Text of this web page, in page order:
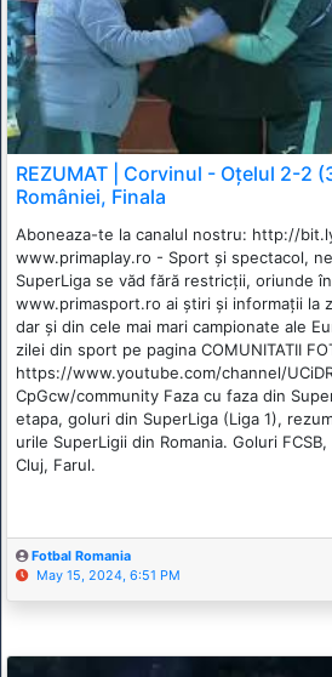
REZUMAT | Corvinul - Oțelul 2-2
României, Finala
Aboneaza-te la canalul nostru: http://
www.primaplay.ro - Sport și spectacol,
SuperLiga se văd fără restricții, oriunde
www.primasport.ro ai știri și informații la
dar și din cele mai mari campionate ale
zilei din sport pe pagina COMUNITATII
https://www.youtube.com/channel/
CpGcw/community Faza cu faza din
etapa, goluri din SuperLiga (Liga 1),
urile SuperLigii din Romania. Goluri
Cluj, Farul.
Fotbal Romania
May 15, 2024, 6:51 PM